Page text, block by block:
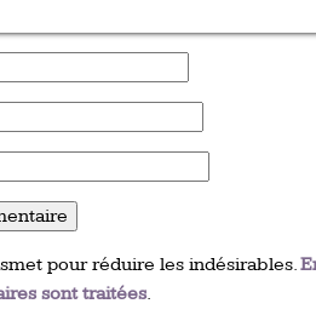
pour réduire les indésirables.
sont traitées.